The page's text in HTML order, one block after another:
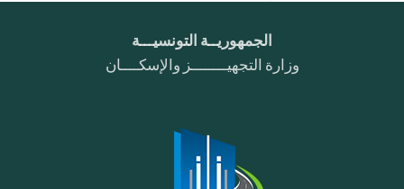
الجمهوريــة التونسيـــة
وزارة التجهيــــــــز والإسكــــان